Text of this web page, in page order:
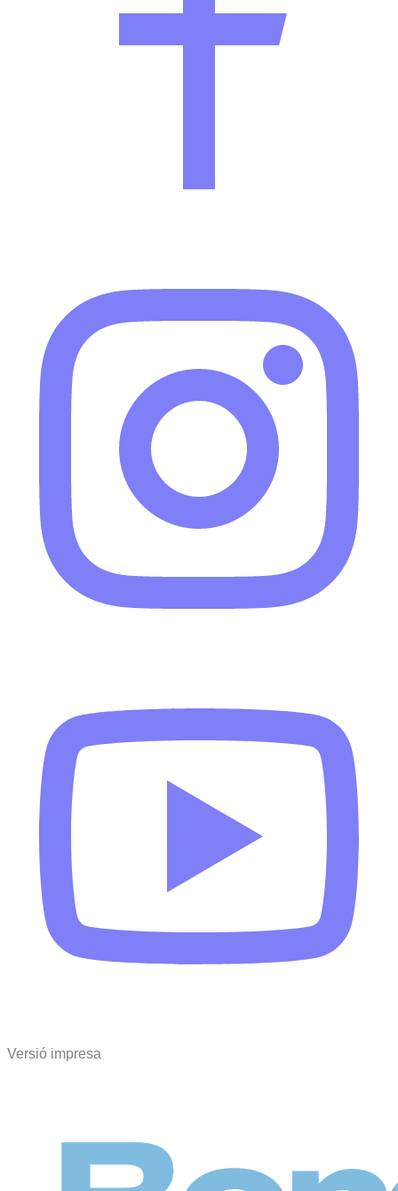
Versió impresa